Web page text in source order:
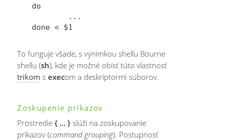
do
        ...
To funguje všade, s výnimkou shellu Bourne
shellu (sh), kde je možné obísť túto vlastnosť
trikom sexecom a deskriptormi súborov.
Zoskupenie príkazov
Prostredie{ ... } slúži na zoskupovanie
príkazov (command grouping). Postupnosť